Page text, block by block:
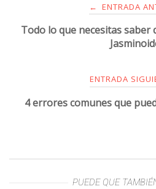
← ENTRADA
Todo lo que necesitas
ENTRADA
4 errores comunes que
PUEDE QUE